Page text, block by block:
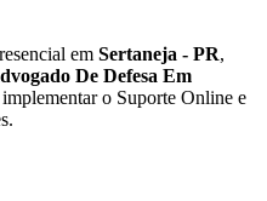
em Sertaneja - PR,
De Defesa Em
implementar o Suporte Online e